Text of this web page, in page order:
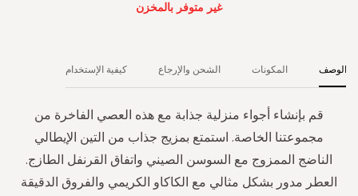
غير متوفر بالمخزن
الوصف
قم بإنشاء أجواء منزلية جذابة مع هذه العصي الفاخرة من
مجموعتنا الخاصة. استمتع بمزيج جذاب من التين الإيطالي
الناضج الممزوج مع السوسن الصيني واتفاق القرنفل الطازج.
العطر مدور بشكل مثالي مع الكاكاو الكريمي والفروق الدقيقة
المكونات الشحن والإرجاع كيفية الإستخدام